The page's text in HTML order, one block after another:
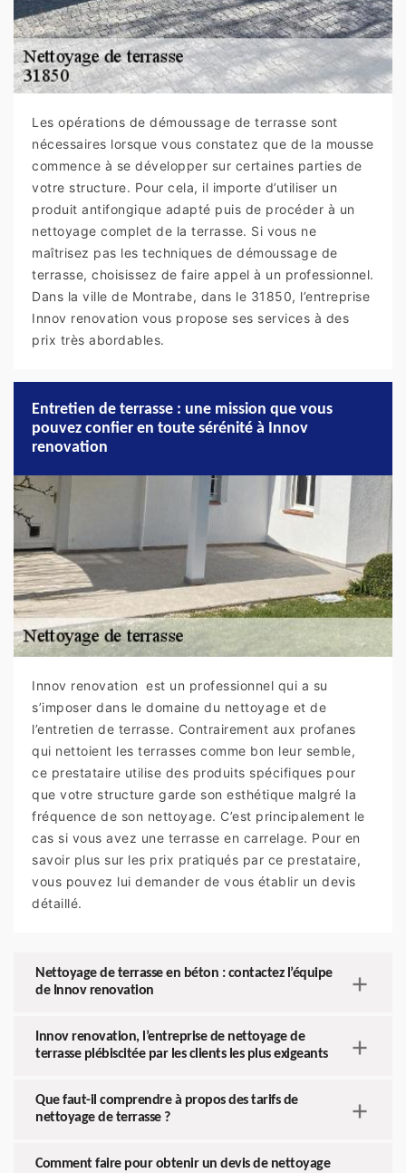
Les opérations de démoussage de terrasse sont
nécessaires lorsque vous constatez que de la mousse
commence à se développer sur certaines parties de
votre structure. Pour cela, il importe d’utiliser un
produit antifongique adapté puis de procéder à un
nettoyage complet de la terrasse. Si vous ne
maîtrisez pas les techniques de démoussage de
terrasse, choisissez de faire appel à un professionnel.
Dans la ville de Montrabe, dans le 31850, l’entreprise
Innov renovation vous propose ses services à des
prix très abordables.
Entretien de terrasse : une mission que vous
pouvez confier en toute sérénité à Innov
renovation
Innov renovation est un professionnel qui a su
s’imposer dans le domaine du nettoyage et de
l’entretien de terrasse. Contrairement aux profanes
qui nettoient les terrasses comme bon leur semble,
ce prestataire utilise des produits spécifiques pour
que votre structure garde son esthétique malgré la
fréquence de son nettoyage. C’est principalement le
cas si vous avez une terrasse en carrelage. Pour en
savoir plus sur les prix pratiqués par ce prestataire,
vous pouvez lui demander de vous établir un devis
détaillé.
Nettoyage de terrasse en béton : contactez l’équipe
de Innov renovation
Innov renovation, l’entreprise de nettoyage de
terrasse plébiscitée par les clients les plus exigeants
Que faut-il comprendre à propos des tarifs de
nettoyage de terrasse ?
Comment faire pour obtenir un devis de nettoyage